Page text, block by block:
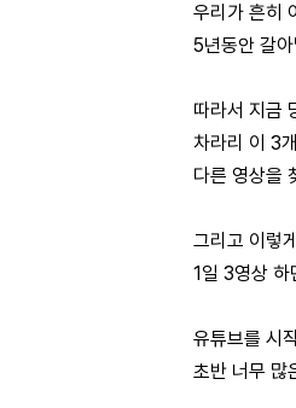
우리가 흔히
5년동안 갈
따라서 지금
차라리 이 3
다른 영상을
그리고 이렇
1일 3영상 하
유튜브를 시
초반 너무 많